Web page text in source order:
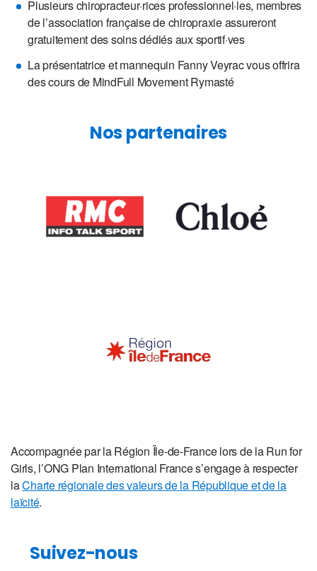
Plusieurs chiropracteur·rices professionnel·les, membres
de l’association française de chiropraxie assureront
gratuitement des soins dédiés aux sportif·ves
La présentatrice et mannequin Fanny Veyrac vous offrira
des cours de MindFull Movement Rymasté
Nos partenaires
Accompagnée par la Région Île-de-France lors de la Run for
Girls, l’ONG Plan International France s’engage à respecter
laCharte régionale des valeurs de la République et de la
laïcité.
Suivez-nous